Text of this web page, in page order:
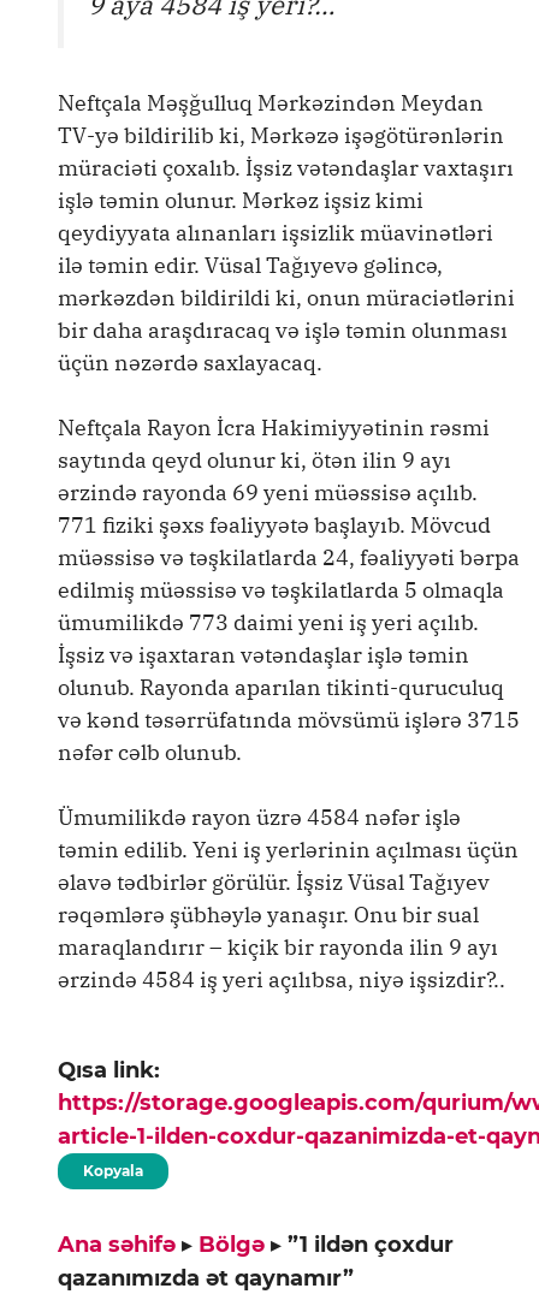
Neftçala Məşğulluq Mərkəzindən Meydan
TV-yə bildirilib ki, Mərkəzə işəgötürənlərin
müraciəti çoxalıb. İşsiz vətəndaşlar vaxtaşırı
işlə təmin olunur. Mərkəz işsiz kimi
qeydiyyata alınanları işsizlik müavinətləri
ilə təmin edir. Vüsal Tağıyevə gəlincə,
mərkəzdən bildirildi ki, onun müraciətlərini
bir daha araşdıracaq və işlə təmin olunması
üçün nəzərdə saxlayacaq.
Neftçala Rayon İcra Hakimiyyətinin rəsmi
saytında qeyd olunur ki, ötən ilin 9 ayı
ərzində rayonda 69 yeni müəssisə açılıb.
771 fiziki şəxs fəaliyyətə başlayıb. Mövcud
müəssisə və təşkilatlarda 24, fəaliyyəti bərpa
edilmiş müəssisə və təşkilatlarda 5 olmaqla
ümumilikdə 773 daimi yeni iş yeri açılıb.
İşsiz və işaxtaran vətəndaşlar işlə təmin
olunub. Rayonda aparılan tikinti-quruculuq
və kənd təsərrüfatında mövsümü işlərə 3715
nəfər cəlb olunub.
Ümumilikdə rayon üzrə 4584 nəfər işlə
təmin edilib. Yeni iş yerlərinin açılması üçün
əlavə tədbirlər görülür. İşsiz Vüsal Tağıyev
rəqəmlərə şübhəylə yanaşır. Onu bir sual
maraqlandırır – kiçik bir rayonda ilin 9 ayı
ərzində 4584 iş yeri açılıbsa, niyə işsizdir?..
Qısa link:
https://storage.googleapis.com/qurium/
article-1-ilden-coxdur-qazanimizda-et-
Kopyala
Ana səhifə ▸ Bölgə ▸ ”1 ildən çoxdur
qazanımızda ət qaynamır”